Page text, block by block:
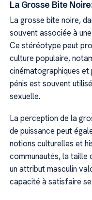
La Grosse Bite
La grosse bite noire,
souvent associée à
Ce stéréotype peut
culture populaire,
cinématographiques
pénis est souvent
sexuelle.
La perception de la
de puissance peut
notions culturelles et
communautés, la taille
un attribut masculin
capacité à satisfaire